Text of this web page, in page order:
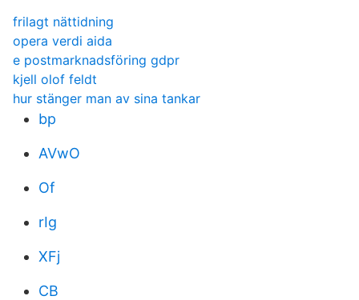
frilagt nättidning
opera verdi aida
e postmarknadsföring gdpr
kjell olof feldt
hur stänger man av sina tankar
bp
AVwO
Of
rIg
XFj
CB